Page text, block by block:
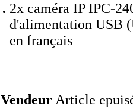
2x caméra IP IPC-
d'alimentation USB
en français
Vendeur Article